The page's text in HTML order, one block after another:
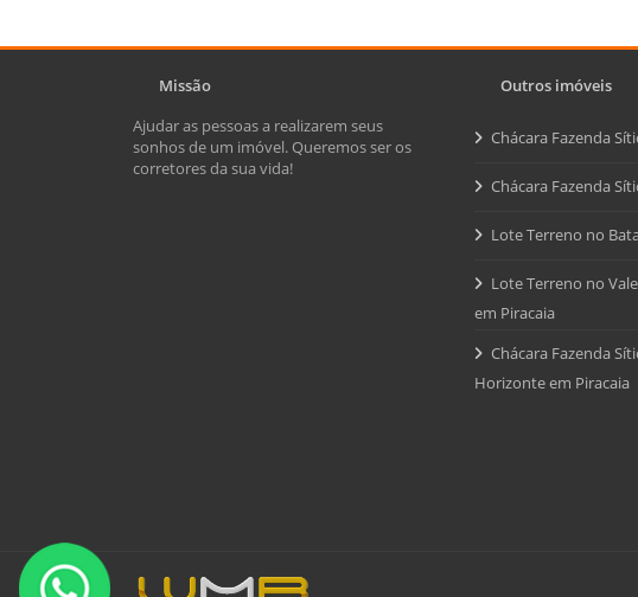
Missão
Ajudar as pessoas a realizarem seus
sonhos de um imóvel. Queremos ser os
corretores da sua vida!
Outros imóveis
Chácara Fazenda
Chácara Fazenda
Lote Terreno no
Lote Terreno no
em Piracaia
Chácara Fazenda
Horizonte em Piracaia